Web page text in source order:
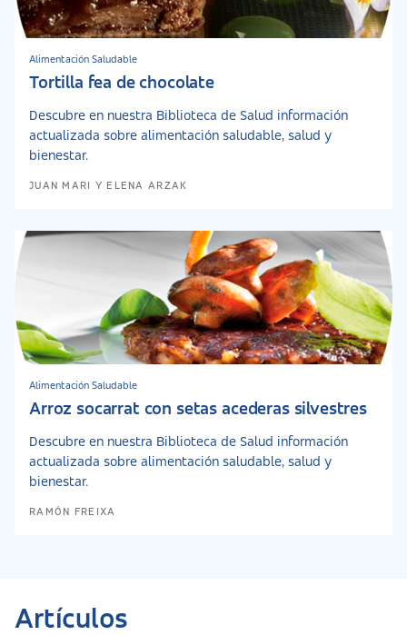
Alimentación Saludable
Tortilla fea de chocolate
Descubre en nuestra Biblioteca de Salud información
actualizada sobre alimentación saludable, salud y
bienestar.
JUAN MARI Y ELENA ARZAK
Alimentación Saludable
Arroz socarrat con setas acederas silvestres
Descubre en nuestra Biblioteca de Salud información
actualizada sobre alimentación saludable, salud y
bienestar.
RAMÓN FREIXA
Artículos